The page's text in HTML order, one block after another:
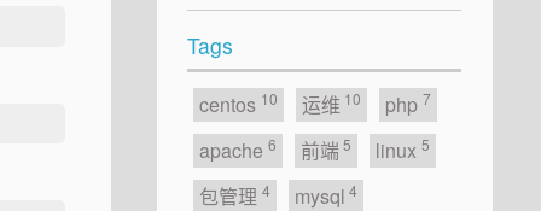
Tags
centos 10 运维 10 php 7
apache 6 前端 5 linux 5
包管理 4 mysql 4